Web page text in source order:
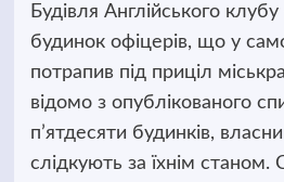
Будівля Англійського
будинок офіцерів, що у
потрапив під приціл
відомо з опублікованого
п’ятдесяти будинків,
слідкують за їхнім станом.